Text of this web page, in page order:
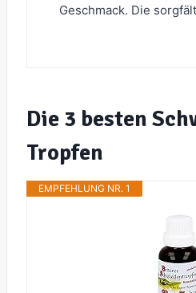
Geschmack. Die
Die 3 besten
Tropfen
EMPFEHLUNG NR. 1